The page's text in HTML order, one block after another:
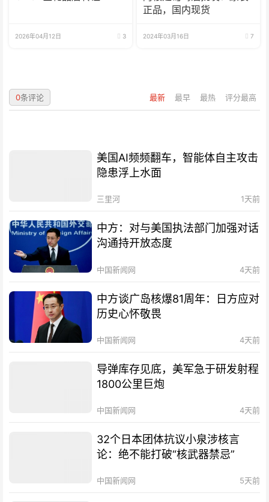
2026年04月12日 3
正品，国内现货
2024年03月16日 7
最新 最早 最热 评分最高
0条评论
美国AI频频翻车，智能体自主攻击
隐患浮上水面
三里河 1天前
中方：对与美国执法部门加强对话
沟通持开放态度
中国新闻网 4天前
中方谈广岛核爆81周年：日方应对
历史心怀敬畏
中国新闻网 4天前
导弹库存见底，美军急于研发射程
1800公里巨炮
中国新闻网 4天前
32个日本团体抗议小泉涉核言
论：绝不能打破“核武器禁忌”
中国新闻网 5天前